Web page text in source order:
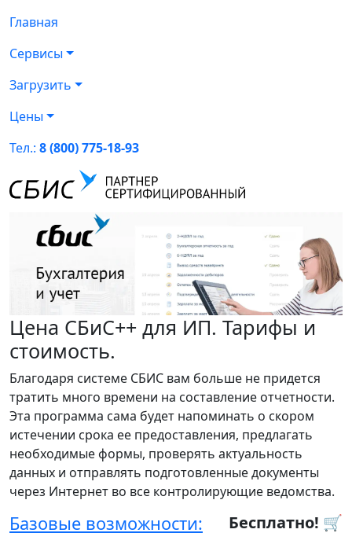
Главная
Сервисы
Загрузить
Цены
Тел.: 8 (800) 775-18-93
Цена СБиС++ для ИП. Тарифы и
стоимость.
Благодаря системе СБИС вам больше не придется
тратить много времени на составление отчетности.
Эта программа сама будет напоминать о скором
истечении срока ее предоставления, предлагать
необходимые формы, проверять актуальность
данных и отправлять подготовленные документы
через Интернет во все контролирующие ведомства.
Бесплатно! 🛒
Базовые возможности: